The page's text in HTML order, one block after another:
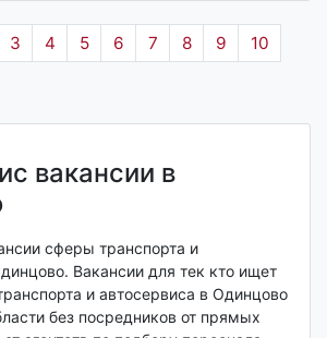
3 4 5 6 7 8 9
10
вакансии в
сферы транспорта и
Вакансии для тек кто ищет
и автосервиса в Одинцово
без посредников от прямых